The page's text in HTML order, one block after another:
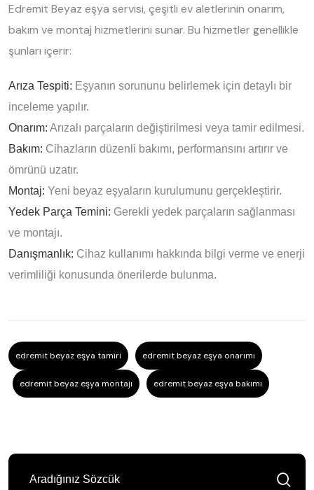
Edremit Beyaz eşya servisi, çeşitli ev aletlerinin onarım,
bakım ve montaj hizmetlerini sunar. Bu hizmetler genellikle
şunları içerir:
Arıza Tespiti: Eşyanın sorununu belirlemek için detaylı bir
inceleme yapılır.
Onarım: Arızalı parçaların değiştirilmesi veya tamir edilmesi.
Bakım: Cihazların düzenli bakımı, performansını artırır ve
ömrünü uzatır.
Montaj: Yeni beyaz eşyaların kurulumunu gerçekleştirir.
Yedek Parça Temini: Gerekli yedek parçaların sağlanması
ve montajı.
Danışmanlık: Cihaz kullanımı hakkında bilgi verme ve enerji
verimliliği konusunda önerilerde bulunma.
edremit beyaz eşya tamiri edremit beyaz eşya onarımı
edremit beyaz eşya montajı edremit beyaz eşya bakımı